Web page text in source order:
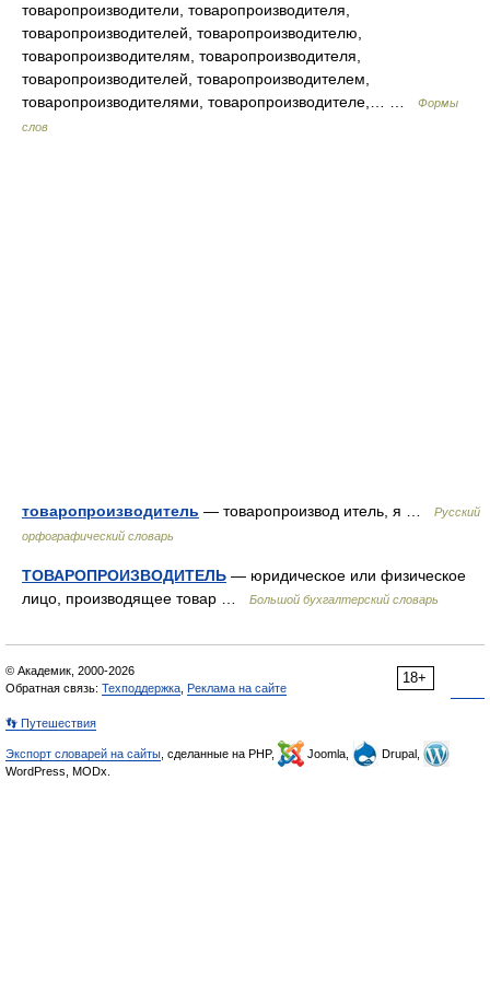
товаропроизводители, товаропроизводителя,
товаропроизводителей, товаропроизводителю,
товаропроизводителям, товаропроизводителя,
товаропроизводителей, товаропроизводителем,
товаропроизводителями, товаропроизводителе,… …
Формы
слов
товаропроизводитель — товаропроизвод итель, я …
Русский
орфографический словарь
ТОВАРОПРОИЗВОДИТЕЛЬ — юридическое или физическое
лицо, производящее товар …
Большой бухгалтерский словарь
18+
© Академик, 2000-2026
Обратная связь: Техподдержка Реклама на сайте
👣 Путешествия
Экспорт словарей на сайты , сделанные на PHP, Joomla,
Drupal,
WordPress, MODx.